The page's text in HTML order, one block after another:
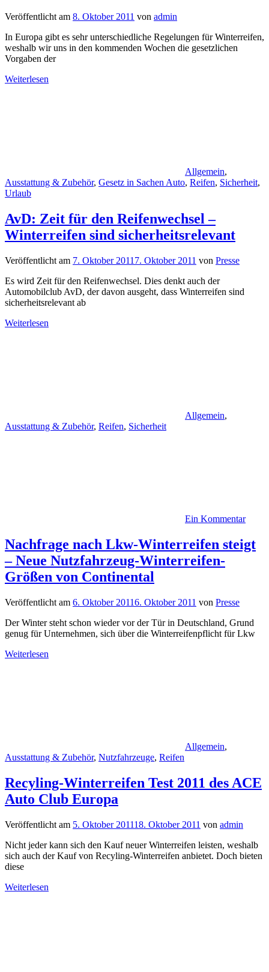
Veröffentlicht am 8. Oktober 2011 von admin
In Europa gibt es sehr unterschiedliche Regelungen für Winterreifen,
weshalb wir uns in den kommenden Wochen die gesetzlichen
Vorgaben der
Weiterlesen
Allgemein,
Ausstattung & Zubehör, Gesetz in Sachen Auto, Reifen, Sicherheit,
Urlaub
AvD: Zeit für den Reifenwechsel –
Winterreifen sind sicherheitsrelevant
Veröffentlicht am 7. Oktober 2011 7. Oktober 2011 von Presse
Es wird Zeit für den Reifenwechsel. Dies denkt auch der
Automobilclub AvD, der davon ausgeht, dass Winterreifen sind
sicherheitsrelevant ab
Weiterlesen
Allgemein,
Ausstattung & Zubehör, Reifen, Sicherheit
Ein Kommentar
Nachfrage nach Lkw-Winterreifen steigt
– Neue Nutzfahrzeug-Winterreifen-
Größen von Continental
Veröffentlicht am 6. Oktober 20116. Oktober 2011 von Presse
Der Winter steht schon wieder vor der Tür in Deutschland, Grund
genug für Unternehmen, sich über die Winterreifenpflicht für Lkw
Weiterlesen
Allgemein,
Ausstattung & Zubehör, Nutzfahrzeuge, Reifen
Recyling-Winterreifen Test 2011 des ACE
Auto Club Europa
Veröffentlicht am 5. Oktober 201118. Oktober 2011 von admin
Nicht jeder kann sich den Kauf neuer Winterreifen leisten, weshalb
sich auch der Kauf von Recyling-Winterreifen anbietet. Doch bieten
diese
Weiterlesen